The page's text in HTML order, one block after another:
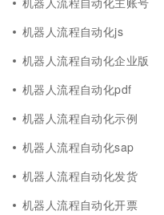
机器人流程自动化js
机器人流程自动化企业版
机器人流程自动化pdf
机器人流程自动化示例
机器人流程自动化sap
机器人流程自动化发货
机器人流程自动化开票